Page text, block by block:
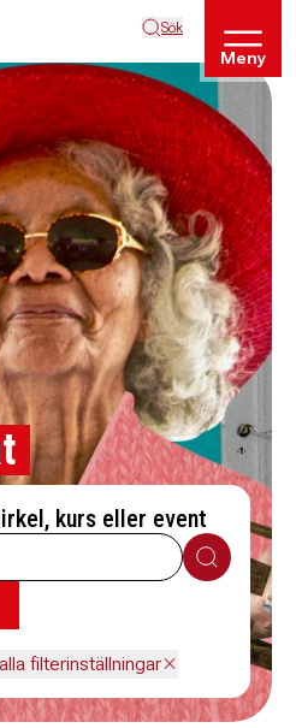
Sök
Meny
kurs eller event
Sök
filterinställningar